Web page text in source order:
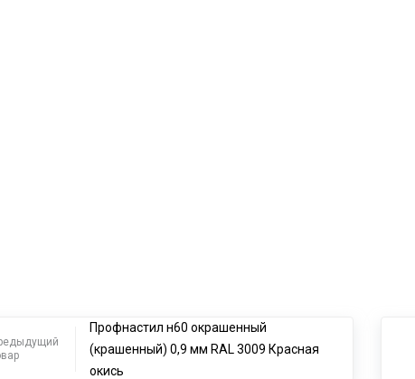
Профнастил н60 окрашенный
(крашенный) 0,9 мм RAL 3009 Красная
окись